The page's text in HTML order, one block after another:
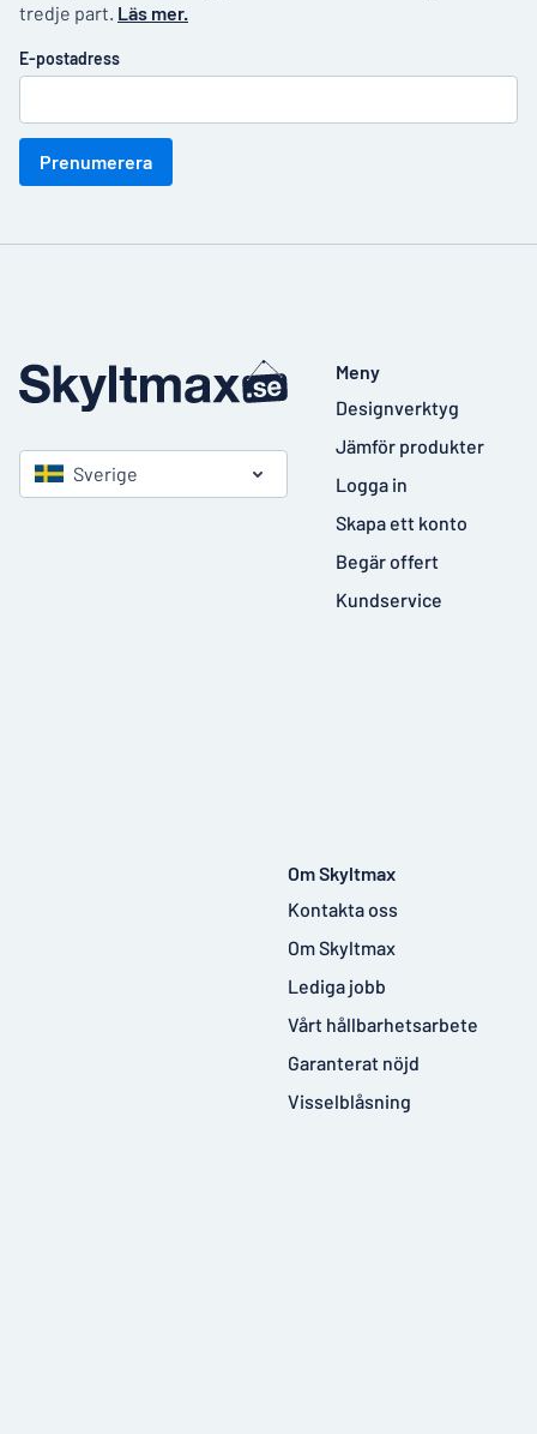
tredje part. Läs mer.
E-postadress
Prenumerera
Sverige
Meny
Designverktyg
Jämför produkter
Logga in
Skapa ett konto
Begär offert
Kundservice
Om Skyltmax
Kontakta oss
Om Skyltmax
Lediga jobb
Vårt hållbarhetsarbete
Garanterat nöjd
Visselblåsning